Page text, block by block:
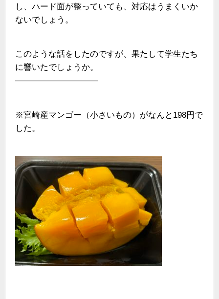
し、ハード面が整っていても、対応はうまくいか
ないでしょう。
このような話をしたのですが、果たして学生たち
に響いたでしょうか。
——————————
※宮崎産マンゴー（小さいもの）がなんと198円で
した。